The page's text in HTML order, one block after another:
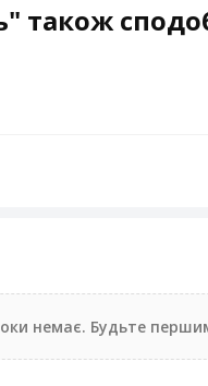
також
немає. Будьте